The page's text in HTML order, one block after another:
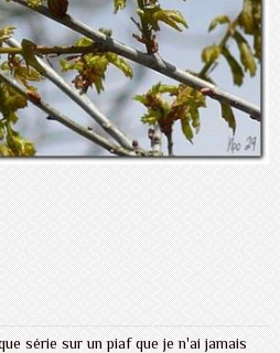
série sur un piaf que je n'ai jamais